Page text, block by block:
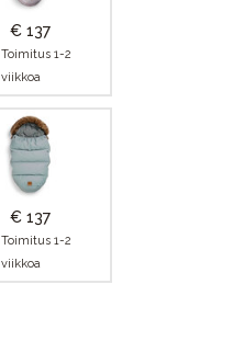
€ 137
Toimitus 1-2
viikkoa
€ 137
Toimitus 1-2
viikkoa